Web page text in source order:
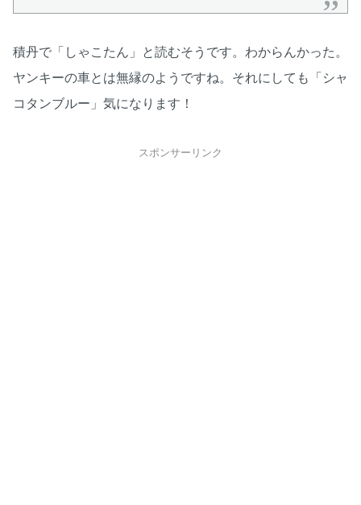
積丹で「しゃこたん」と読むそうです。わからんかった。
ヤンキーの車とは無縁のようですね。それにしても「シャ
コタンブルー」気になります！
スポンサーリンク